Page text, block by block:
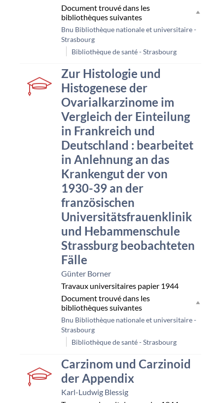
Document trouvé dans les
bibliothèques suivantes
Bnu Bibliothèque nationale et universitaire -
Strasbourg
Bibliothèque de santé - Strasbourg
Zur Histologie und
Histogenese der
Ovarialkarzinome im
Vergleich der Einteilung
in Frankreich und
Deutschland : bearbeitet
in Anlehnung an das
Krankengut der von
1930-39 an der
französischen
Universitätsfrauenklinik
und Hebammenschule
Strassburg beobachteten
Fälle
Günter Borner
Travaux universitaires papier 1944
Document trouvé dans les
bibliothèques suivantes
Bnu Bibliothèque nationale et universitaire -
Strasbourg
Bibliothèque de santé - Strasbourg
Carzinom und Carzinoid
der Appendix
Karl-Ludwig Blessig